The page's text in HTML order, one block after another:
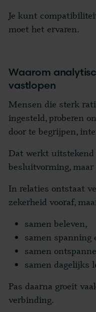
Je kunt
moet het ervaren.
Waarom
vastlopen
Mensen die sterk
ingesteld, proberen
door te begrijpen,
Dat werkt uitstekend
besluitvorming,
In relaties ontstaat
zekerheid vooraf,
samen beleven,
samen spanning
samen
samen dagelijks
Pas daarna groeit
verbinding.